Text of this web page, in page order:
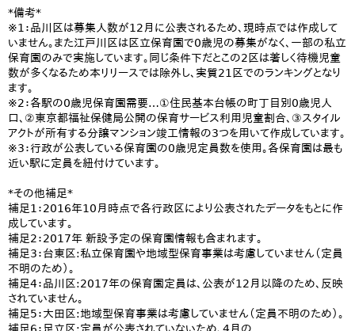
*備考*
※1：品川区は募集人数が12月に公表されるため、現時点では作成して
いません。また江戸川区は区立保育園で0歳児の募集がなく、一部の私立
保育園のみで実施しています。同じ条件下だとこの2区は著しく待機児童
数が多くなるため本リリースでは除外し、実質21区でのランキングとなり
ます。
※2：各駅の0歳児保育園需要…①住民基本台帳の町丁目別0歳児人
口、②東京都福祉保健局公開の保育サービス利用児童割合、③スタイル
アクトが所有する分譲マンション竣工情報の3つを用いて作成しています。
※3：行政が公表している保育園の0歳児定員数を使用。各保育園は最も
近い駅に定員を紐付けています。
*その他補足*
補足1：2016年10月時点で各行政区により公表されたデータをもとに作
成しています。
補足2：2017年 新設予定の保育園情報も含まれます。
補足3：台東区:私立保育園や地域型保育事業は考慮していません（定員
不明のため）。
補足4：品川区:2017年の保育園定員は、公表が12月以降のため、反映
されていません。
補足5：大田区:地域型保育事業は考慮していません（定員不明のため）。